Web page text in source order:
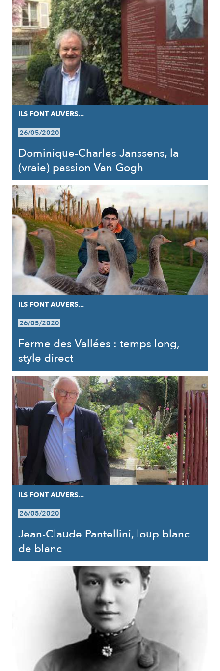
ILS FONT AUVERS...
26/05/2020
Dominique-Charles Janssens, la
(vraie) passion Van Gogh
ILS FONT AUVERS...
26/05/2020
Ferme des Vallées : temps long,
style direct
ILS FONT AUVERS...
26/05/2020
Jean-Claude Pantellini, loup blanc
de blanc